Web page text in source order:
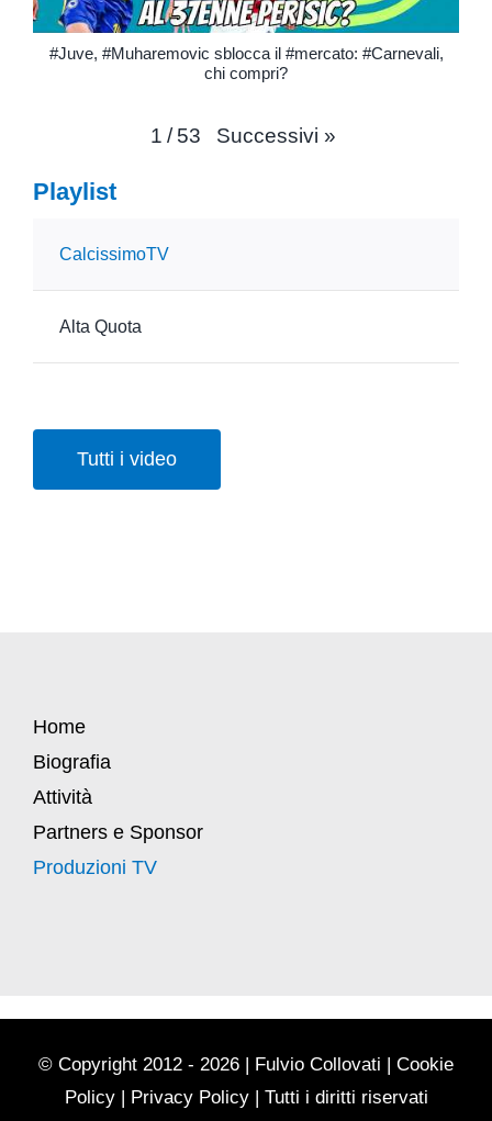
#Juve, #Muharemovic sblocca il #mercato: #Carnevali,
chi compri?
1 / 53 Successivi »
Playlist
CalcissimoTV
Alta Quota
Tutti i video
Home
Biografia
Attività
Partners e Sponsor
Produzioni TV
© Copyright 2012 - 2026 | Fulvio Collovati | Cookie
Policy| Privacy Policy| Tutti i diritti riservati